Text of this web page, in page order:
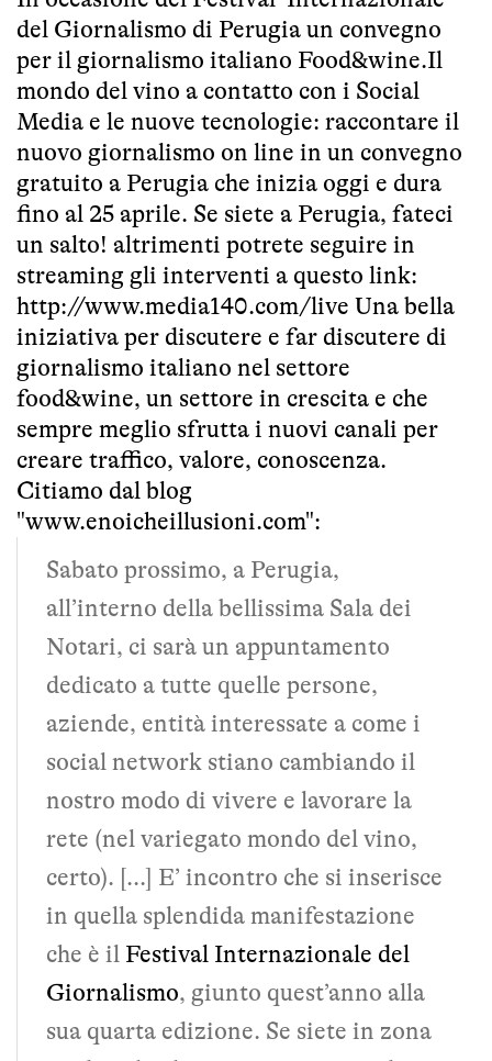
del Giornalismo di Perugia un convegno
per il giornalismo italiano Food&wine.Il
mondo del vino a contatto con i Social
Media e le nuove tecnologie: raccontare il
nuovo giornalismo on line in un convegno
gratuito a Perugia che inizia oggi e dura
fino al 25 aprile. Se siete a Perugia, fateci
un salto! altrimenti potrete seguire in
streaming gli interventi a questo link:
http://www.media140.com/live Una bella
iniziativa per discutere e far discutere di
giornalismo italiano nel settore
food&wine, un settore in crescita e che
sempre meglio sfrutta i nuovi canali per
creare traffico, valore, conoscenza.
Citiamo dal blog
"www.enoicheillusioni.com":
Sabato prossimo, a Perugia,
all’interno della bellissima Sala dei
Notari, ci sarà un appuntamento
dedicato a tutte quelle persone,
aziende, entità interessate a come i
social network stiano cambiando il
nostro modo di vivere e lavorare la
rete (nel variegato mondo del vino,
certo). [...] E’ incontro che si inserisce
in quella splendida manifestazione
che è il Festival Internazionale del
Giornalismo, giunto quest’anno alla
sua quarta edizione. Se siete in zona